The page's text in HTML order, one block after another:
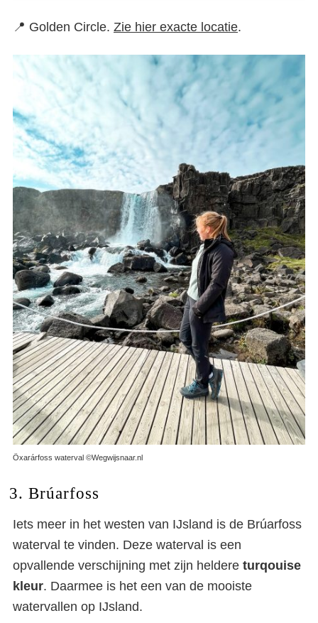
📍 Golden Circle. Zie hier exacte locatie.
Öxarárfoss waterval ©Wegwijsnaar.nl
3. Brúarfoss
Iets meer in het westen van IJsland is de Brúarfoss
waterval te vinden. Deze waterval is een
opvallende verschijning met zijn heldere turqouise
kleur. Daarmee is het een van de mooiste
watervallen op IJsland.